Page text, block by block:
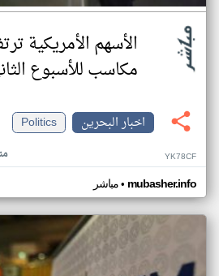
الأسهم الأمريكية
مكاسب للأسبوع
اخبار البحرين
Politics
YK78CF
مباشر• mubasher.info